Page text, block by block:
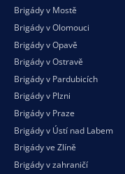
Brigády v Mostě
Brigády v Olomouci
Brigády v Opavě
Brigády v Ostravě
Brigády v Pardubicích
Brigády v Plzni
Brigády v Praze
Brigády v Ústí nad Labem
Brigády ve Zlíně
Brigády v zahraničí